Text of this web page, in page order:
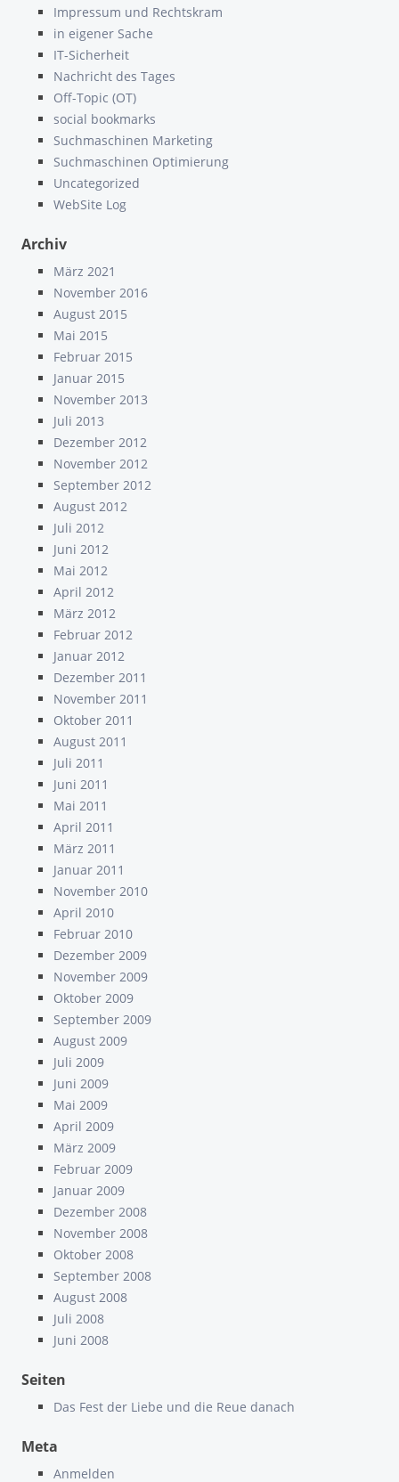
Impressum und Rechtskram
in eigener Sache
IT-Sicherheit
Nachricht des Tages
Off-Topic (OT)
social bookmarks
Suchmaschinen Marketing
Suchmaschinen Optimierung
Uncategorized
WebSite Log
Archiv
März 2021
November 2016
August 2015
Mai 2015
Februar 2015
Januar 2015
November 2013
Juli 2013
Dezember 2012
November 2012
September 2012
August 2012
Juli 2012
Juni 2012
Mai 2012
April 2012
März 2012
Februar 2012
Januar 2012
Dezember 2011
November 2011
Oktober 2011
August 2011
Juli 2011
Juni 2011
Mai 2011
April 2011
März 2011
Januar 2011
November 2010
April 2010
Februar 2010
Dezember 2009
November 2009
Oktober 2009
September 2009
August 2009
Juli 2009
Juni 2009
Mai 2009
April 2009
März 2009
Februar 2009
Januar 2009
Dezember 2008
November 2008
Oktober 2008
September 2008
August 2008
Juli 2008
Juni 2008
Seiten
Das Fest der Liebe und die Reue danach
Meta
Anmelden